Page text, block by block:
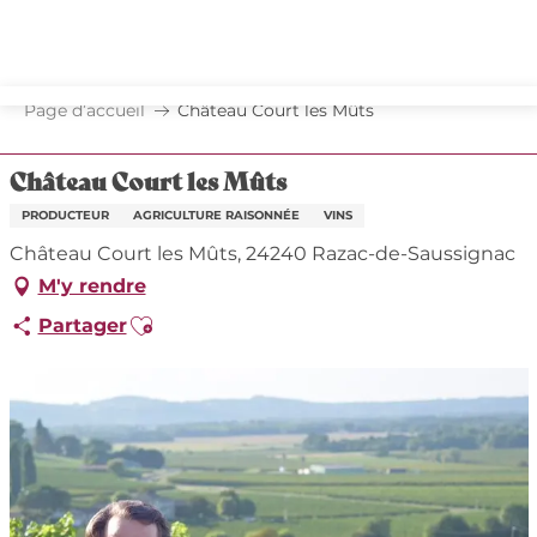
principal
Page d’accueil Château Court les Mûts
Château Court les Mûts
PRODUCTEUR AGRICULTURE RAISONNÉE VINS
Château Court les Mûts, 24240 Razac-de-Saussignac
M'y rendre
PartagerAjouter aux favoris